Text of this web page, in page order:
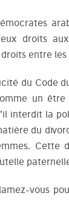
droits
entre
du Code
un
interdit la
du
Cette
vous